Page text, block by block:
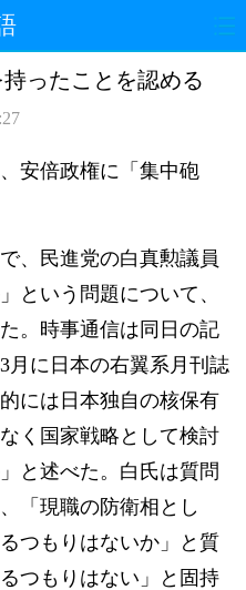
経済
ったことを認める
安倍政権に「集中砲
、民進党の白真勲議員
という問題について、
。時事通信は同日の記
月に日本の右翼系月刊誌
には日本独自の核保有
く国家戦略として検討
と述べた。白氏は質問
「現職の防衛相とし
つもりはないか」と質
つもりはない」と固持